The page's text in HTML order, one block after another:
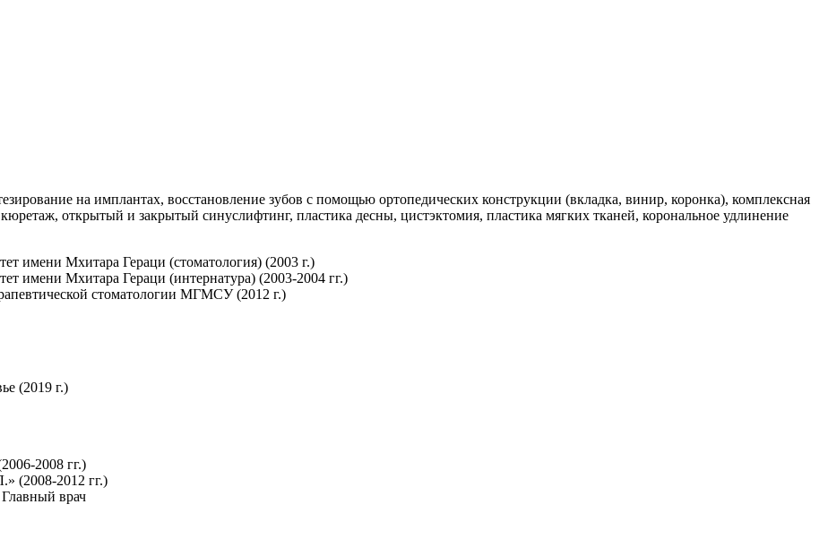
на имплантах, восстановление зубов с помощью ортопедических конструкции (вкладка, винир, коронка), комплексная
открытый и закрытый синуслифтинг, пластика десны, цистэктомия, пластика мягких тканей, корональное удлинение
имени Мхитара Гераци (стоматология) (2003 г.)
имени Мхитара Гераци (интернатура) (2003-2004 гг.)
стоматологии МГМСУ (2012 г.)
(2019 г.)
2008 гг.)
(2008-2012 гг.)
врач